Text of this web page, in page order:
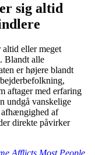
sig altid
altid eller meget
Blandt alle
er højere blandt
aftager med erfaring
undgå vanskelige
afhængighed af
direkte påvirker
Afflicts Most People